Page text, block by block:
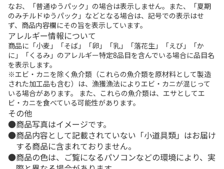
なお、「普通ゆうパック」の場合は表示しません。また、「夏期
のみチルドゆうパック」などとなる場合は、記号での表示はせ
ず、商品内容欄にその旨を表示しています。
アレルギー情報について
商品に「小麦」「そば」「卵」「乳」「落花生」「えび」「か
に」「くるみ」のアレルギー特定8品目を含んでいる場合に品目名
を表示します。
※エビ・カニを除く魚介類（これらの魚介類を原材料として製造
された加工品も含む）は、漁獲漁法によりエビ・カニが混じって
いる場合があります。 また、これらの魚介類は、エサとしてエ
ビ・カニを食べている可能性があります。
その他
商品写真はイメージです。
商品内容として記載されていない「小道具類」はお届け
する商品に含まれておりません。
商品の色は、ご覧になるパソコンなどの環境により、実